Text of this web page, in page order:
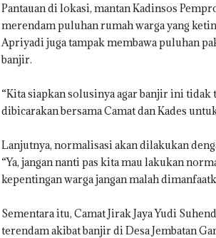
Pantauan di lokasi, mantan Kadinsos
merendam puluhan rumah warga yang
Apriyadi juga tampak membawa puluhan
banjir.
“Kita siapkan solusinya agar banjir ini
dibicarakan bersama Camat dan Kades
Lanjutnya, normalisasi akan dilakukan
“Ya, jangan nanti pas kita mau lakukan
kepentingan warga jangan malah
Sementara itu, Camat Jirak Jaya Yudi
terendam akibat banjir di Desa Jembatan